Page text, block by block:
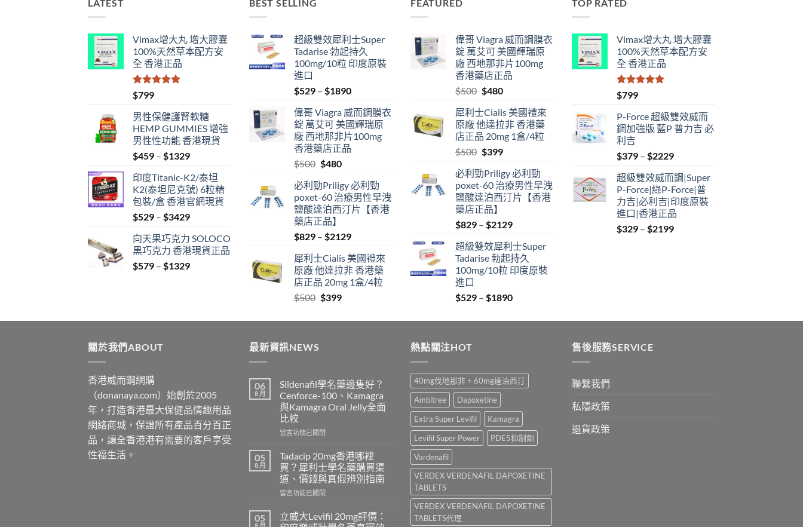
LATEST
Vimax增大丸 增大膠囊
100%天然草本配方安
全 香港正品
評分
滿分 5
$799
男性保健護腎軟糖
HEMP GUMMIES 增強
男性性功能 香港現貨
$459 – $1329Price
$459
through
$1329
印度Titanic-K2/泰坦
K2(泰坦尼克號) 6粒精
包裝/盒 香港官網現貨
$529 – $3429Price
$529
through
$3429
向天果巧克力 SOLOCO
黑巧克力 香港現貨正品
$579 – $1329Price
BEST SELLING
超級雙效犀利士Super
Tadarise 勃起持久
100mg/10粒 印度原裝
進口
$529 – $1890Price
$529
through
$1890
偉哥 Viagra 威而鋼膜衣
錠 萬艾可 美國輝瑞原
廠 西地那非片100mg
香港藥店正品
$500 Original
was:
$500.
$480Current
is:
$480.
必利勁Priligy 必利勁
poxet-60 治療男性早洩
鹽酸達泊西汀片【香港
藥店正品】
$829 – $2129Price
$829
through
$2129
犀利士Cialis 美國禮來
原廠 他達拉非 香港藥
店正品 20mg 1盒/4粒
$500 Original
was:
$399Current
is:
FEATURED
偉哥 Viagra 威而鋼膜衣
錠 萬艾可 美國輝瑞原
廠 西地那非片100mg
香港藥店正品
$500 Original
was:
$500.
$480Current
is:
$480.
犀利士Cialis 美國禮來
原廠 他達拉非 香港藥
店正品 20mg 1盒/4粒
$500 Original
was:
$500.
$399Current
is:
$399.
必利勁Priligy 必利勁
poxet-60 治療男性早洩
鹽酸達泊西汀片【香港
藥店正品】
$829 – $2129Price
$829
through
$2129
超級雙效犀利士Super
Tadarise 勃起持久
100mg/10粒 印度原裝
進口
$529 – $1890Price
$529
TOP RATED
Vimax增大丸 增大膠囊
100%天然草本配方安
全 香港正品
評分
滿分 5
$799
P-Force 超級雙效威而
鋼加強版 藍P 普力吉 必
利吉
$379 – $2229Price
$379
through
$2229
超級雙效威而鋼|Super
P-Force|綠P-Force|普
力吉|必利吉|印度原裝
進口|香港正品
$329 – $2199Price
關於我們ABOUT
香港威而鋼網購
（donanaya.com）始創於2005
年，打造香港最大保健品情趣用品
網絡商城，保證所有產品百分百正
品，讓全香港港有需要的客戶享受
性福生活。
最新資訊NEWS
06
8 月
Sildenafil學名藥邊隻好？
Cenforce-100、Kamagra
與Kamagra Oral Jelly全面
比較
在
學
名
藥
邊
隻
Cenforce-
100、
留言功能已關閉
05
8 月
Tadacip 20mg香港哪裡
買？犀利士學名藥購買渠
道、價錢與真假辨別指南
在
20mg
香
留言功能已關閉
05
8 月
立威大Levifil 20mg評價：
熱點關注HOT
40mg伐地那非 + 60mg達泊西汀
Ambitree
Dapoxetine
Extra Super Levifil
Kamagra
Levifil Super Power
PDE5抑制劑
Vardenafil
VERDEX VERDENAFIL DAPOXETINE
TABLETS
VERDEX VERDENAFIL DAPOXETINE
TABLETS代理
售後服務SERVICE
聯繫我們
私隱政策
退貨政策